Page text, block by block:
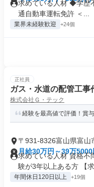
求めている人材 ◆学歴
通自動車運転免許 ＜...
業界未経験歓迎 +24個
正社員
ガス・水道の配管工事
株式会社Ｇ・テック
経験を最高値で評価！賞
〒931-8326富山県富山
月給30万円～39万5000
求めている人材 資格
験が3年以上ある方 【求
年間休日120日以上 +19個